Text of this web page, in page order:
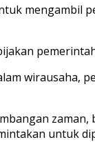
wirausaha,
untuk